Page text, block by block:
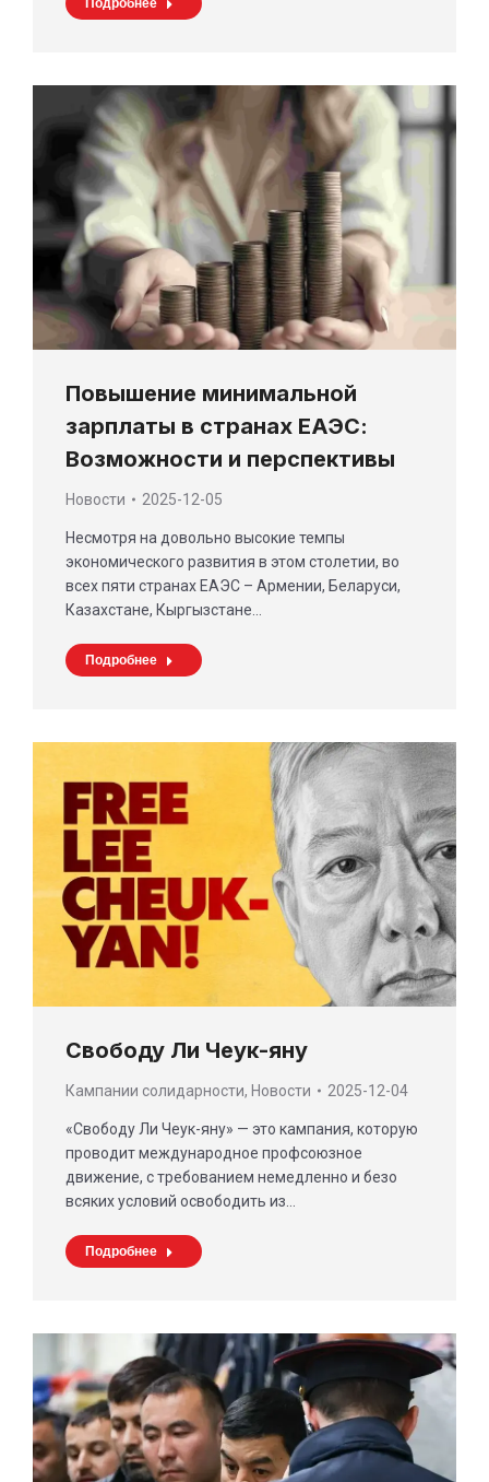
Повышение минимальной
зарплаты в странах ЕАЭС:
Возможности и перспективы
Новости 2025-12-05
Несмотря на довольно высокие темпы
экономического развития в этом столетии, во
всех пяти странах ЕАЭС – Армении, Беларуси,
Казахстане, Кыргызстане…
Подробнее
Свободу Ли Чеук-яну
Кампании солидарности, Новости 2025-12-04
«Свободу Ли Чеук-яну» — это кампания, которую
проводит международное профсоюзное
движение, с требованием немедленно и безо
всяких условий освободить из…
Подробнее